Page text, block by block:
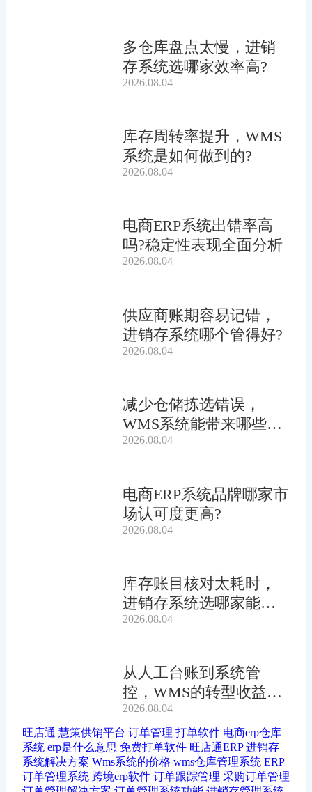
多仓库盘点太慢，进销
存系统选哪家效率高?
2026.08.04
库存周转率提升，WMS
系统是如何做到的?
2026.08.04
电商ERP系统出错率高
吗?稳定性表现全面分析
2026.08.04
供应商账期容易记错，
进销存系统哪个管得好?
2026.08.04
减少仓储拣选错误，
WMS系统能带来哪些连
锁收益?
2026.08.04
电商ERP系统品牌哪家市
场认可度更高?
2026.08.04
库存账目核对太耗时，
进销存系统选哪家能自
动?
2026.08.04
从人工台账到系统管
控，WMS的转型收益有
多大?
2026.08.04
旺店通 慧策供销平台 订单管理 打单软件 电商erp仓库
系统 erp是什么意思 免费打单软件 旺店通ERP 进销存
系统解决方案 Wms系统的价格 wms仓库管理系统 ERP
订单管理系统 跨境erp软件 订单跟踪管理 采购订单管理